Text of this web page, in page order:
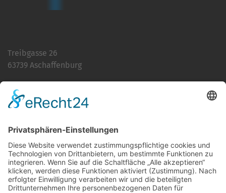
Treibgasse 26
63739 Aschaffenburg
E-Mailinfo@martinushaus.de
Mo?Fr8.30 ? 12.00 Uhr
Mo?Do13.00 ? 16.00 Uhr